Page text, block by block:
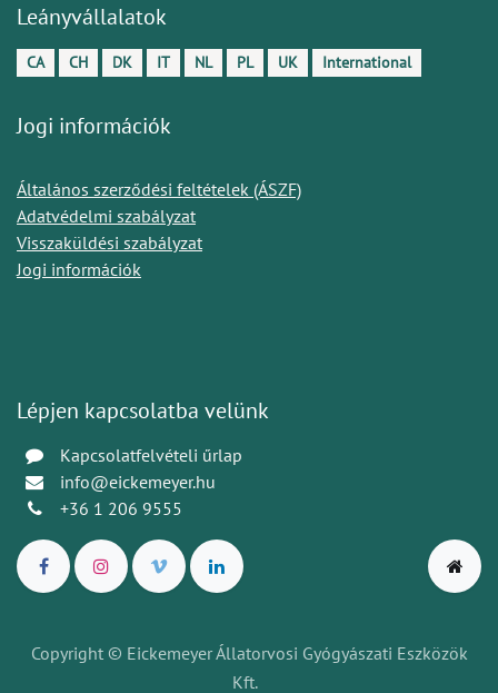
Leányvállalatok
CA CH DK IT NL PL UK International
Jogi információk
Általános szerződési feltételek (ÁSZF)
Adatvédelmi szabályzat
Visszaküldési szabályzat
Jogi információk
Lépjen kapcsolatba velünk
Kapcsolatfelvételi űrlap
info@eickemeyer.hu
+36 1 206 9555
Copyright © Eickemeyer Állatorvosi Gyógyászati Eszközök
Kft.